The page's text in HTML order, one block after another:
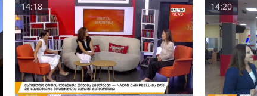
14:18 14:20